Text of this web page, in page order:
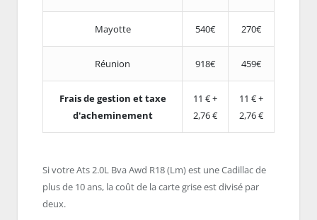
Mayotte 540€ 270€
Réunion 918€ 459€
Frais de gestion et taxe
d'acheminement
11 € +
2,76 €
11 € +
2,76 €
Si votre Ats 2.0L Bva Awd R18 (Lm) est une Cadillac de
plus de 10 ans, la coût de la carte grise est divisé par
deux.